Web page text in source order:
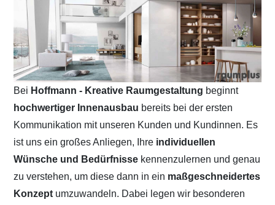
Bei Hoffmann - Kreative Raumgestaltung beginnt
hochwertiger Innenausbau bereits bei der ersten
Kommunikation mit unseren Kunden und Kundinnen. Es
ist uns ein großes Anliegen, Ihre individuellen
Wünsche und Bedürfnisse kennenzulernen und genau
zu verstehen, um diese dann in ein maßgeschneidertes
Konzept umzuwandeln. Dabei legen wir besonderen